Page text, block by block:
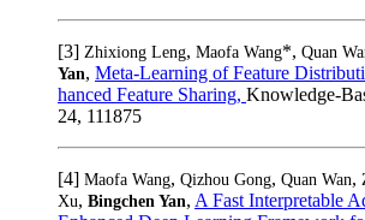
[3] Zhixiong Leng, Maofa Wang*, Quan
Yan, Meta-Learning of Feature
hanced Feature Sharing, Knowledge-
24, 111875
[4] Maofa Wang, Qizhou Gong, Quan Wan,
Xu, Bingchen Yan, A Fast Interpretable